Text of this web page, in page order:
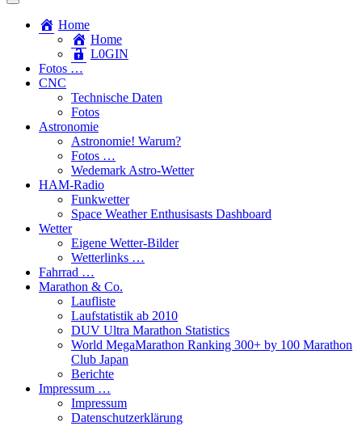
Toggle
search
field
Home
Home
L​0​​GIN
Fotos …
CNC
Technische Daten
Fotos
Astronomie
Astronomie! Warum?
Fotos …
Wedemark Astro-Wetter
HAM-Radio
Funkwetter
Space Weather Enthusisasts Dashboard
Wetter
Eigene Wetter-Bilder
Wetterlinks …
Fahrrad …
Marathon & Co.
Laufliste
Laufstatistik ab 2010
DUV Ultra Marathon Statistics
World MegaMarathon Ranking 300+ by 100 Marathon
Club Japan
Berichte
Impressum …
Impressum
Datenschutzerklärung